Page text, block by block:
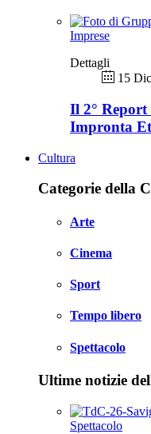
Imprese
Dettagli
15
Il 2° Report
Impronta
Cultura
Categorie della
Arte
Cinema
Sport
Tempo libero
Spettacolo
Ultime notizie
Spettacolo